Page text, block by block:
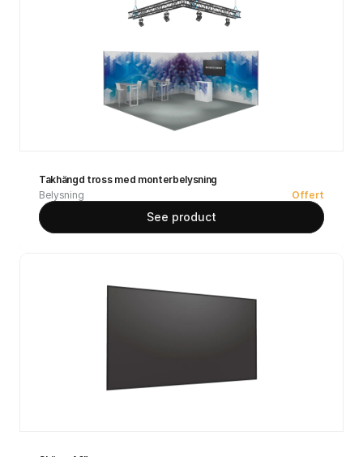
Takhängd tross med monterbelysning
Belysning
Offert
See product